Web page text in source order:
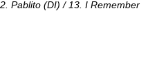
Pablito (DI) / 13. I Remember